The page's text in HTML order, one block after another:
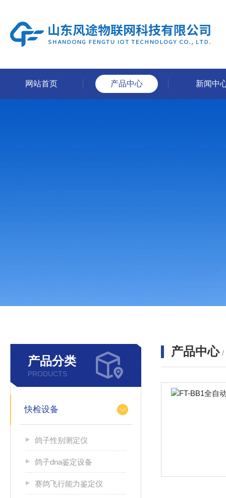
网站首页 产品中心 新闻中
产品分类
PRODUCTS
快检设备
鸽子性别测定仪
鸽子dna鉴定设备
赛鸽飞行能力鉴定仪
产品中心 /